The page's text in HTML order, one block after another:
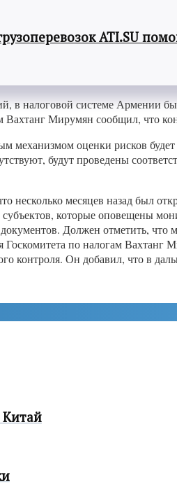
ATI.SU
в налоговой системе Армении
Вахтанг Мирумян сообщил, что
механизмом оценки рисков
будут проведены
месяцев назад был
субъектов, которые оповещены
Должен отметить,
Госкомитета по налогам
контроля. Он добавил, что в